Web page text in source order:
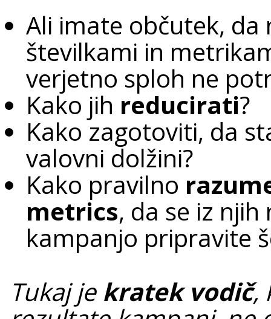
Ali imate občutek, da
številkami in
verjetno sploh ne
Kako jih reducirati?
Kako zagotoviti, da
valovni dolžini?
Kako pravilno
metrics, da se iz njih
kampanjo pripravite
Tukaj je kratek vodič,